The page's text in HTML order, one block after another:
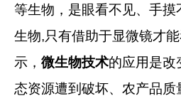
等生物，是眼看不见、手
生物,只有借助于显微镜才
示， 微生物技术的应用是改
态资源遭到破坏、农产品质